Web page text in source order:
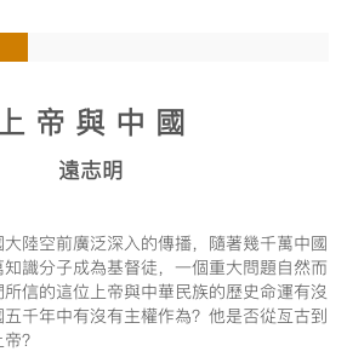
帝 與 中 國
遠志明
陸空前廣泛深入的傳播，隨著幾千萬中國
識分子成為基督徒，一個重大問題自然而
信的這位上帝與中華民族的歷史命運有沒
千年中有沒有主權作為？他是否從亙古到
？